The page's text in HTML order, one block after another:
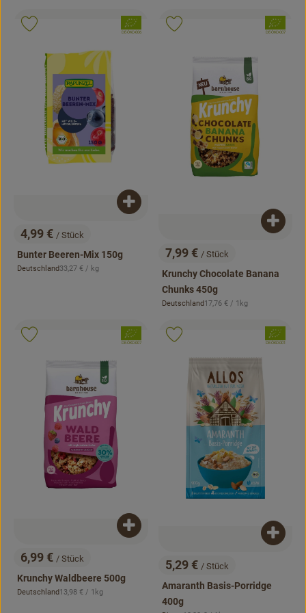
, Preis:
4,99 € / Stück
Bunter Beeren-Mix 150g
, Herkunft:
Deutschland, Referenzpreis:
33,27 € / kg
Produkt zum Warenkorb hinzufügen
, Verband:
, Kontrollstelle:
DE-ÖKO-006
Produkt zu Favouriten hinzufügen
, Preis:
7,99 € / Stück
Krunchy Chocolate Banana
Chunks 450g
, Herkunft:
Deutschland, Referenzpreis:
17,76 € / 1kg
, Verband:
, Kontrollstelle:
DE-ÖKO-007
Produkt zu Favouriten hinzufügen
, Preis:
6,99 € / Stück
Krunchy Waldbeere 500g
, Herkunft:
Deutschland, Referenzpreis:
13,98 € / 1kg
Produkt zum Warenkorb hinzufügen
, Verband:
, Kontrollstelle:
DE-ÖKO-007
Produkt zu Favouriten hinzufügen
, Preis:
5,29 € / Stück
Amaranth Basis-Porridge
400g
, Verband:
, Kontrollstelle:
DE-ÖKO-001
Produkt zu Favouriten hinzufügen